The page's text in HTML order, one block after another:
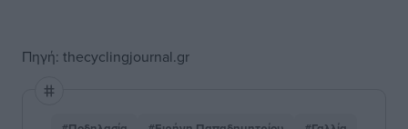
Πηγή: thecyclingjournal.gr